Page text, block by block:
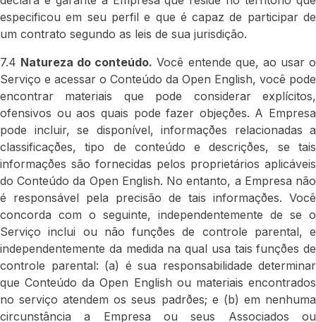
especificou em seu perfil e que é capaz de participar de
um contrato segundo as leis de sua jurisdição.
7.4 Natureza do conteúdo. Você entende que, ao usar o
Serviço e acessar o Conteúdo da Open English, você pode
encontrar materiais que pode considerar explícitos,
ofensivos ou aos quais pode fazer objeçðes. A Empresa
pode incluir, se disponível, informaçðes relacionadas a
classificaçðes, tipo de conteúdo e descriçðes, se tais
informaçðes são fornecidas pelos proprietários aplicáveis
do Conteúdo da Open English. No entanto, a Empresa não
é responsável pela precisão de tais informaçðes. Você
concorda com o seguinte, independentemente de se o
Serviço inclui ou não funçðes de controle parental, e
independentemente da medida na qual usa tais funçðes de
controle parental: (a) é sua responsabilidade determinar
que Conteúdo da Open English ou materiais encontrados
no serviço atendem os seus padrðes; e (b) em nenhuma
circunstância a Empresa ou seus Associados ou